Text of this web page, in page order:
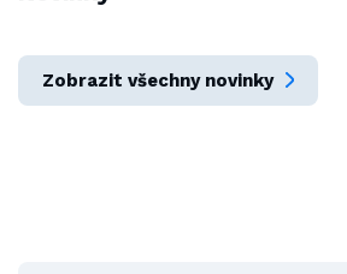
Zobrazit všechny novinky